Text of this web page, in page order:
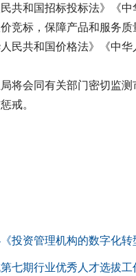
和国招标投标法》《中
竞标，保障产品和服务质
共和国价格法》《中华
会同有关部门密切监测
戒。
投资管理机构的数字化
七期行业优秀人才选拔工